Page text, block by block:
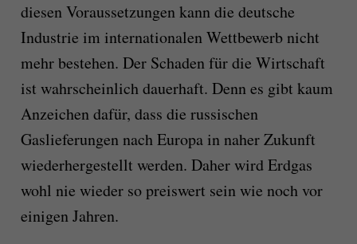
diesen Voraussetzungen kann die deutsche
Industrie im internationalen Wettbewerb nicht
mehr bestehen. Der Schaden für die Wirtschaft
ist wahrscheinlich dauerhaft. Denn es gibt kaum
Anzeichen dafür, dass die russischen
Gaslieferungen nach Europa in naher Zukunft
wiederhergestellt werden. Daher wird Erdgas
wohl nie wieder so preiswert sein wie noch vor
einigen Jahren.